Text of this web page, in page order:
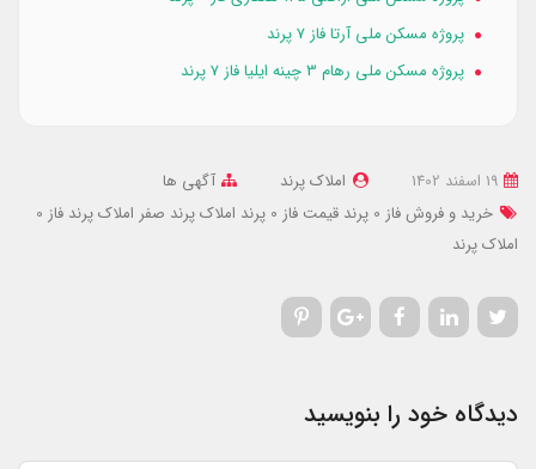
پروژه مسکن ملی آرتا فاز 7 پرند
پروژه مسکن ملی رهام 3 چینه ایلیا فاز 7 پرند
املاک پرند
آگهی ها
خرید و فروش فاز 0 پرند
قیمت فاز 0 پرند املاک پرند صفر املاک پرند فاز 0
املاک پرند
دیدگاه خود را بنویسید